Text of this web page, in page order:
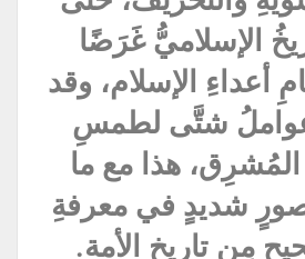
الإسلاميُّ غَرَضًا
أعداءِ الإسلام، وقد
شتَّى لطمسِ
المُشرِق، هذا مع ما
شديدٍ في معرفةِ
مِن تاريخِ الأمة.